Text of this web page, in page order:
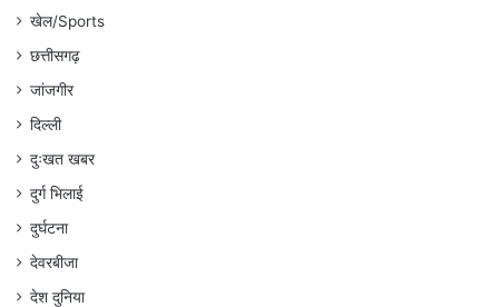
खेल/Sports
छत्तीसगढ़
जांजगीर
दिल्ली
दुःखत खबर
दुर्ग भिलाई
दुर्घटना
देवरबीजा
देश दुनिया